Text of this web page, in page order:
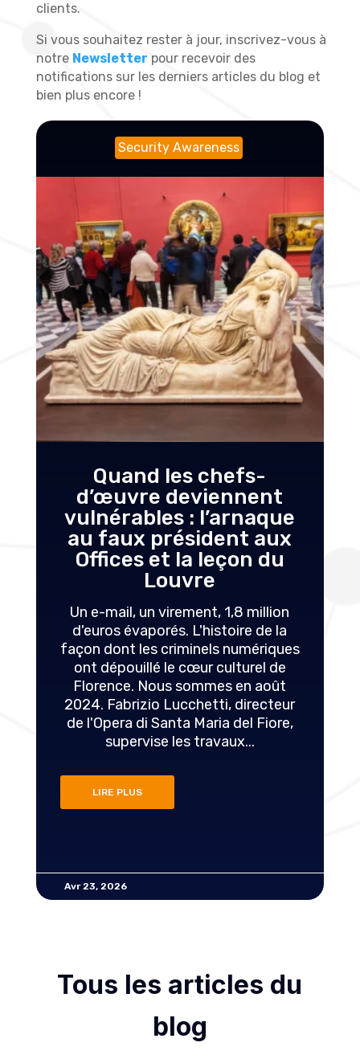
clients.
Si vous souhaitez rester à jour, inscrivez-vous à
notre Newsletter pour recevoir des
notifications sur les derniers articles du blog et
bien plus encore !
Security Awareness
Quand les chefs-
d’œuvre deviennent
vulnérables : l’arnaque
au faux président aux
Offices et la leçon du
Louvre
Un e-mail, un virement, 1,8 million
d'euros évaporés. L'histoire de la
façon dont les criminels numériques
ont dépouillé le cœur culturel de
Florence. Nous sommes en août
2024. Fabrizio Lucchetti, directeur
de l'Opera di Santa Maria del Fiore,
supervise les travaux...
LIRE PLUS
Avr 23, 2026
Tous les articles du
blog